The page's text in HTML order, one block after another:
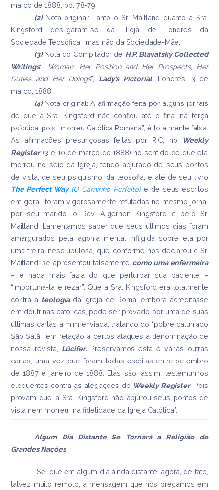
março de 1888, pp. 78-79.
(2)Nota original: Tanto o Sr. Maitland quanto a Sra.
Kingsford desligaram-se da “Loja de Londres da
Sociedade Teosófica”, mas não da Sociedade-Mãe.
(3)Nota do Compilador de H.P.Blavatsky Collected
Writings: “Woman: Her Position and Her Prospects, Her
Duties and Her Doings”, Lady’s Pictorial, Londres, 3 de
março, 1888.
(4)Nota original: A afirmação feita por alguns jornais
de que a Sra. Kingsford não confiou até o final na força
psíquica, pois “morreu Católica Romana”, é totalmente falsa.
As afirmações presunçosas feitas por R.C. no
Weekly
Register(3 e 10 de março de 1888) no sentido de que ela
morreu no seio da Igreja, tendo abjurado de seus pontos
de vista, de seu psiquismo, da teosofia, e até de seu livro
ThePerfect Way (O Caminho Perfeito)e de seus escritos
em geral, foram vigorosamente refutadas no mesmo jornal
por seu marido, o Rev. Algernon Kingsford e pelo Sr.
Maitland. Lamentamos saber que seus últimos dias foram
amargurados pela agonia mental infligida sobre ela por
uma freira inescrupulosa, que, conforme nos declarou o Sr.
Maitland, se apresentou falsamente como uma enfermeira
– e nada mais fazia do que perturbar sua paciente –
“importuná-la e rezar”. Que a Sra. Kingsford era totalmente
contra a teologiada Igreja de Roma, embora acreditasse
em doutrinas católicas, pode ser provado por uma de suas
últimas cartas a mim enviada, tratando do “pobre caluniado
São Satã”, em relação a certos ataques à denominação de
nossa revista, Lúcifer. Preservamos esta e várias outras
cartas, uma vez que foram todas escritas entre setembro
de 1887 e janeiro de 1888. Elas são, assim, testemunhos
eloquentes contra as alegações do WeeklyRegister. Pois
provam que a Sra. Kingsford não abjurou seus pontos de
vista nem morreu “na fidelidade da Igreja Católica”.
Algum Dia Distante Se Tornará a Religião de
Grandes Nações
“Sei que em algum dia ainda distante, agora, de fato,
talvez muito remoto, a mensagem que nós pregamos em